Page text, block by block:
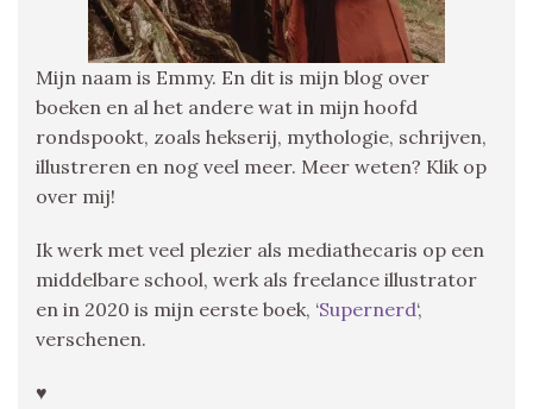
Mijn naam is Emmy. En dit is mijn blog over
boeken en al het andere wat in mijn hoofd
rondspookt, zoals hekserij, mythologie, schrijven,
illustreren en nog veel meer. Meer weten? Klik op
over mij!
Ik werk met veel plezier als mediathecaris op een
middelbare school, werk als freelance illustrator
en in 2020 is mijn eerste boek, ‘Supernerd‘,
verschenen.
♥